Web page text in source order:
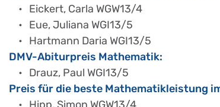
Eickert, Carla WGW13/4
Eue, Juliana WGI13/5
Hartmann Daria WGI13/5
DMV-Abiturpreis Mathematik:
Drauz, Paul WGI13/5
Preis für die beste Mathematikleistung